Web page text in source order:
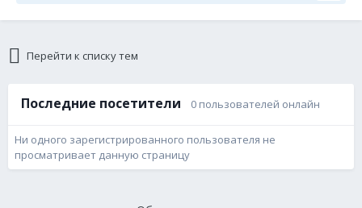
Перейти к списку тем
Последние посетители 0 пользователей онлайн
Ни одного зарегистрированного пользователя не
просматривает данную страницу